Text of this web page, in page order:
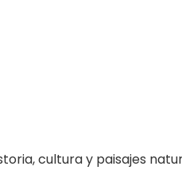
cultura y paisajes